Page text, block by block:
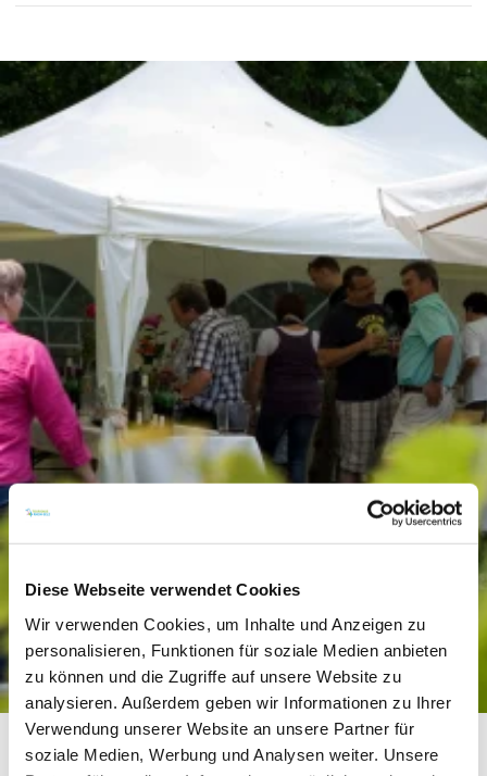
Diese Webseite verwendet Cookies
Wir verwenden Cookies, um Inhalte und Anzeigen zu
personalisieren, Funktionen für soziale Medien anbieten
zu können und die Zugriffe auf unsere Website zu
analysieren. Außerdem geben wir Informationen zu Ihrer
Verwendung unserer Website an unsere Partner für
soziale Medien, Werbung und Analysen weiter. Unsere